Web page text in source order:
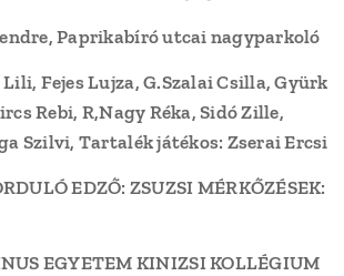
Paprikabíró utcai nagyparkoló
Fejes Lujza, G.Szalai Csilla, Gyürk
Rebi, R,Nagy Réka, Sidó Zille,
Szilvi, Tartalék játékos: Zserai Ercsi
EDZŐ: ZSUZSI MÉRKŐZÉSEK:
EGYETEM KINIZSI KOLLÉGIUM